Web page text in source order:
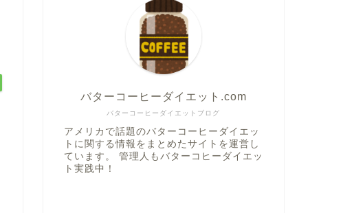
バターコーヒーダイエットブログ
バターコーヒーダイエット.com
アメリカで話題のバターコーヒーダイエッ
トに関する情報をまとめたサイトを運営し
ています。 管理人もバターコヒーダイエッ
ト実践中！